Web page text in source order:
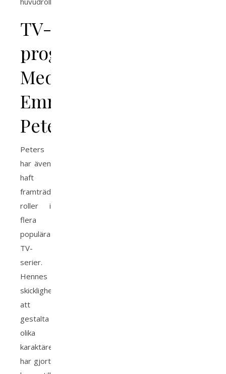
TV-
program
Med
Emma
Peters
Peters
har även
haft
framträdande
roller i
flera
populära
TV-
serier.
Hennes
skicklighet
att
gestalta
olika
karaktärer
har gjort